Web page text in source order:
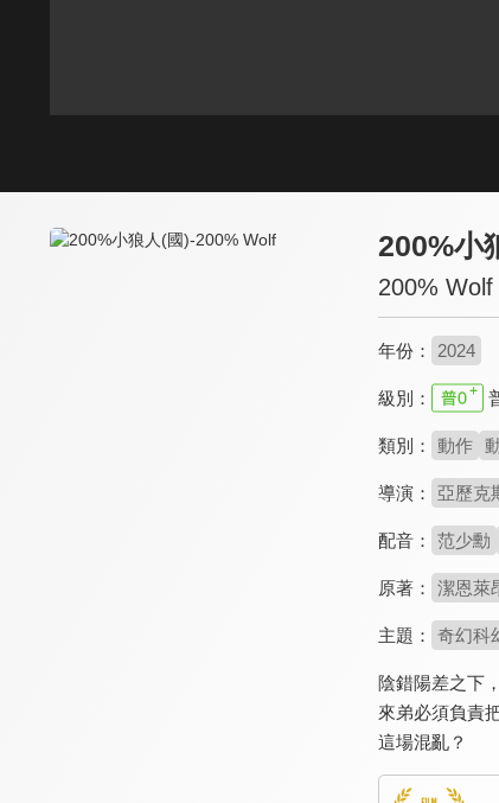
200%小
200% Wolf
年份： 2024
級別：
類別： 動作
導演： 亞歷克
配音： 范少勳
原著： 潔恩萊
主題： 奇幻科
陰錯陽差之下
來弟必須負責
這場混亂？